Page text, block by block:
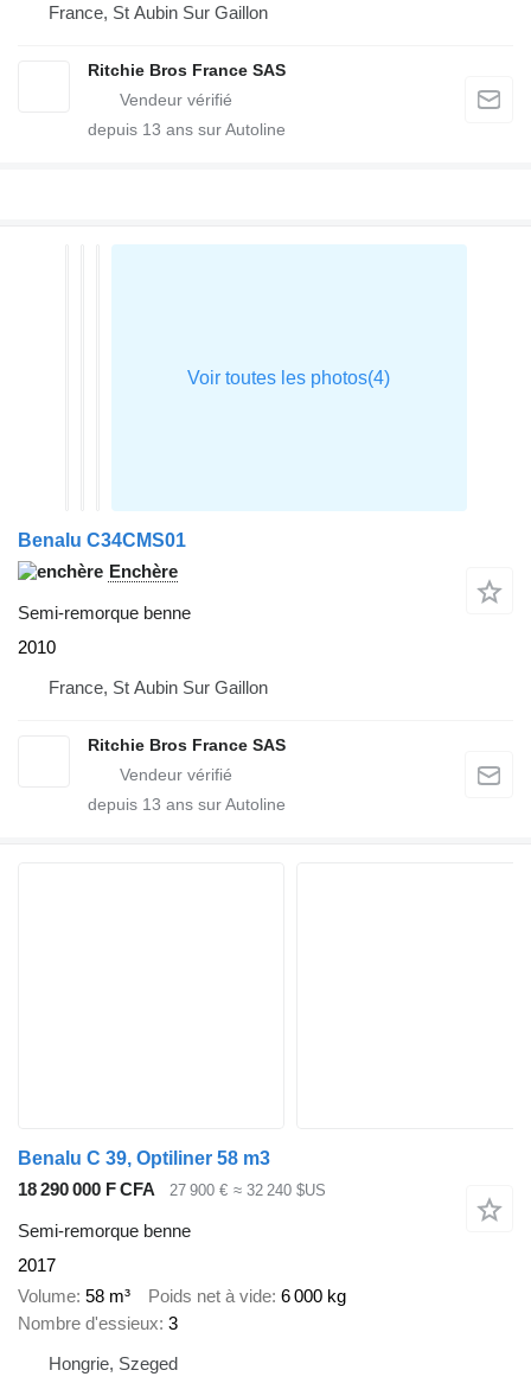
France, St Aubin Sur Gaillon
Ritchie Bros France SAS
depuis 13 ans sur Autoline
Benalu C34CMS01
Enchère
Semi-remorque benne
2010
France, St Aubin Sur Gaillon
Ritchie Bros France SAS
depuis 13 ans sur Autoline
Benalu C 39, Optiliner 58 m3
18 290 000 F CFA
27 900 € ≈ 32 240 $US
Semi-remorque benne
2017
Volume 58 m³ Poids net à vide 6 000 kg
Nombre d'essieux 3
Hongrie, Szeged